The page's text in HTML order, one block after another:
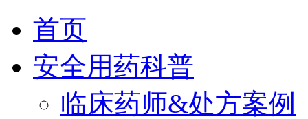
首页
安全用药科普
临床药师&处方案例